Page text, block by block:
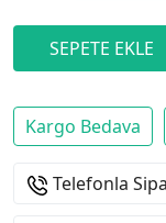
Kargo Bedava
Telefonla